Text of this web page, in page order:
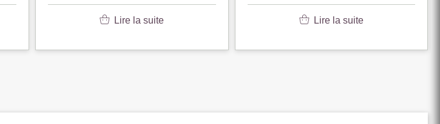
Lire la suite Lire la suite